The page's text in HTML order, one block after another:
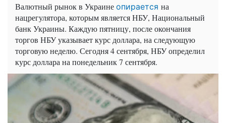
Валютный рынок в Украине опирается на
нацрегулятора, которым является НБУ, Национальный
банк Украины. Каждую пятницу, после окончания
торгов НБУ указывает курс доллара, на следующую
торговую неделю. Сегодня 4 сентября, НБУ определил
курс доллара на понедельник 7 сентября.